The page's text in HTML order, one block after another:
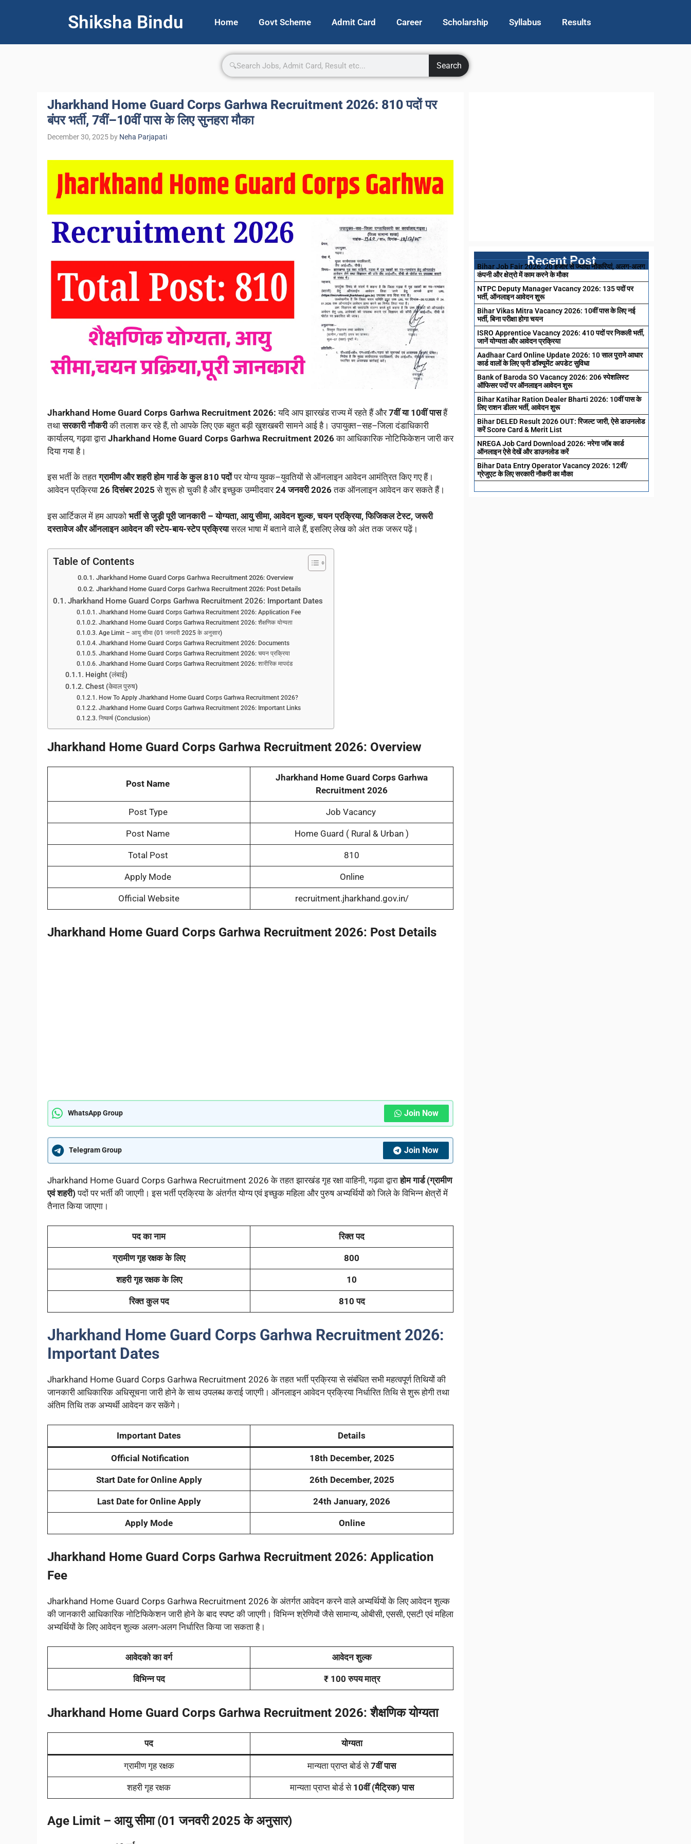
Shiksha Bindu Home Govt Scheme Admit Card Career Scholarship Syllabus Results
Search
Jharkhand Home Guard Corps Garhwa Recruitment 2026: 810 पदों पर
बंपर भर्ती, 7वीं–10वीं पास के लिए सुनहरा मौका
December 30, 2025 by Neha Parjapati
Jharkhand Home Guard Corps Garhwa Recruitment 2026:यदि आप झारखंड राज्य में रहते हैं और7वीं या 10वीं पासहैं
तथासरकारी नौकरीकी तलाश कर रहे हैं, तो आपके लिए एक बहुत बड़ी खुशखबरी सामने आई है। उपायुक्त–सह–जिला दंडाधिकारी
कार्यालय, गढ़वा द्वारा Jharkhand Home Guard Corps Garhwa Recruitment 2026का आधिकारिक नोटिफिकेशन जारी कर
दिया गया है।
इस भर्ती के तहतग्रामीण और शहरी होम गार्ड के कुल 810 पदोंपर योग्य युवक–युवतियों से ऑनलाइन आवेदन आमंत्रित किए गए हैं।
आवेदन प्रक्रिया 26 दिसंबर 2025 से शुरू हो चुकी है और इच्छुक उम्मीदवार24 जनवरी 2026तक ऑनलाइन आवेदन कर सकते हैं।
इस आर्टिकल में हम आपको भर्ती से जुड़ी पूरी जानकारी – योग्यता, आयु सीमा, आवेदन शुल्क, चयन प्रक्रिया, फिजिकल टेस्ट, जरूरी
दस्तावेज और ऑनलाइन आवेदन की स्टेप-बाय-स्टेप प्रक्रियासरल भाषा में बताने वाले हैं, इसलिए लेख को अंत तक जरूर पढ़ें।
Table of Contents
Jharkhand Home Guard Corps Garhwa Recruitment 2026: Overview
Jharkhand Home Guard Corps Garhwa Recruitment 2026: Post Details
Jharkhand Home Guard Corps Garhwa Recruitment 2026: Important Dates
Jharkhand Home Guard Corps Garhwa Recruitment 2026: Application Fee
Jharkhand Home Guard Corps Garhwa Recruitment 2026: शैक्षणिक योग्यता
Age Limit – आयु सीमा (01 जनवरी 2025 के अनुसार)
Jharkhand Home Guard Corps Garhwa Recruitment 2026: Documents
Jharkhand Home Guard Corps Garhwa Recruitment 2026: चयन प्रक्रिया
Jharkhand Home Guard Corps Garhwa Recruitment 2026: शारीरिक मापदंड
Height (लंबाई)
Chest (केवल पुरुष)
How To Apply Jharkhand Home Guard Corps Garhwa Recruitment 2026?
Jharkhand Home Guard Corps Garhwa Recruitment 2026: Important Links
निष्कर्ष (Conclusion)
Jharkhand Home Guard Corps Garhwa Recruitment 2026: Overview
Post Name
Jharkhand Home Guard Corps Garhwa
Recruitment 2026
Post Type Job Vacancy
Post Name Home Guard ( Rural & Urban )
Total Post 810
Apply Mode Online
Official Website recruitment.jharkhand.gov.in/
Jharkhand Home Guard Corps Garhwa Recruitment 2026: Post Details
WhatsApp Group Join Now
Telegram Group Join Now
Jharkhand Home Guard Corps Garhwa Recruitment 2026 के तहत झारखंड गृह रक्षा वाहिनी, गढ़वा द्वाराहोम गार्ड (ग्रामीण
एवं शहरी) पदों पर भर्ती की जाएगी। इस भर्ती प्रक्रिया के अंतर्गत योग्य एवं इच्छुक महिला और पुरुष अभ्यर्थियों को जिले के विभिन्न क्षेत्रों में
तैनात किया जाएगा।
पद का नाम रिक्त पद
ग्रामीण गृह रक्षक के लिए 800
शहरी गृह रक्षक के लिए 10
रिक्त कुल पद 810 पद
Jharkhand Home Guard Corps Garhwa Recruitment 2026:
Important Dates
Jharkhand Home Guard Corps Garhwa Recruitment 2026 के तहत भर्ती प्रक्रिया से संबंधित सभी महत्वपूर्ण तिथियों की
जानकारी आधिकारिक अधिसूचना जारी होने के साथ उपलब्ध कराई जाएगी। ऑनलाइन आवेदन प्रक्रिया निर्धारित तिथि से शुरू होगी तथा
अंतिम तिथि तक अभ्यर्थी आवेदन कर सकेंगे।
Important Dates Details
Official Notification 18th December, 2025
Start Date for Online Apply 26th December, 2025
Last Date for Online Apply 24th January, 2026
Apply Mode Online
Jharkhand Home Guard Corps Garhwa Recruitment 2026: Application
Fee
Jharkhand Home Guard Corps Garhwa Recruitment 2026 के अंतर्गत आवेदन करने वाले अभ्यर्थियों के लिए आवेदन शुल्क
की जानकारी आधिकारिक नोटिफिकेशन जारी होने के बाद स्पष्ट की जाएगी। विभिन्न श्रेणियों जैसे सामान्य, ओबीसी, एससी, एसटी एवं महिला
अभ्यर्थियों के लिए आवेदन शुल्क अलग-अलग निर्धारित किया जा सकता है।
आवेदको का वर्ग आवेदन शुल्क
विभिन्न पद ₹ 100 रुपय मात्र
Jharkhand Home Guard Corps Garhwa Recruitment 2026:शैक्षणिक योग्यता
पद योग्यता
ग्रामीण गृह रक्षक मान्यता प्राप्त बोर्ड से7वीं पास
शहरी गृह रक्षक मान्यता प्राप्त बोर्ड से 10वीं (मैट्रिक) पास
Age Limit – आयु सीमा (01 जनवरी 2025 के अनुसार)
Recent Post
Bihar Job Fair 2026: 20 हजार से ज्यादा नौकरियां, अलग-अलग
कंपनी और क्षेत्रो में काम करने के मौका
NTPC Deputy Manager Vacancy 2026: 135 पदों पर
भर्ती, ऑनलाइन आवेदन शुरू
Bihar Vikas Mitra Vacancy 2026: 10वीं पास के लिए नई
भर्ती, बिना परीक्षा होगा चयन
ISRO Apprentice Vacancy 2026: 410 पदों पर निकली भर्ती,
जानें योग्यता और आवेदन प्रक्रिया
Aadhaar Card Online Update 2026: 10 साल पुराने आधार
कार्ड वालों के लिए फ्री डॉक्यूमेंट अपडेट सुविधा
Bank of Baroda SO Vacancy 2026: 206 स्पेशलिस्ट
ऑफिसर पदों पर ऑनलाइन आवेदन शुरू
Bihar Katihar Ration Dealer Bharti 2026: 10वीं पास के
लिए राशन डीलर भर्ती, आवेदन शुरू
Bihar DELED Result 2026 OUT: रिजल्ट जारी, ऐसे डाउनलोड
करें Score Card & Merit List
NREGA Job Card Download 2026: नरेगा जॉब कार्ड
ऑनलाइन ऐसे देखें और डाउनलोड करें
Bihar Data Entry Operator Vacancy 2026: 12वीं/
ग्रेजुएट के लिए सरकारी नौकरी का मौका